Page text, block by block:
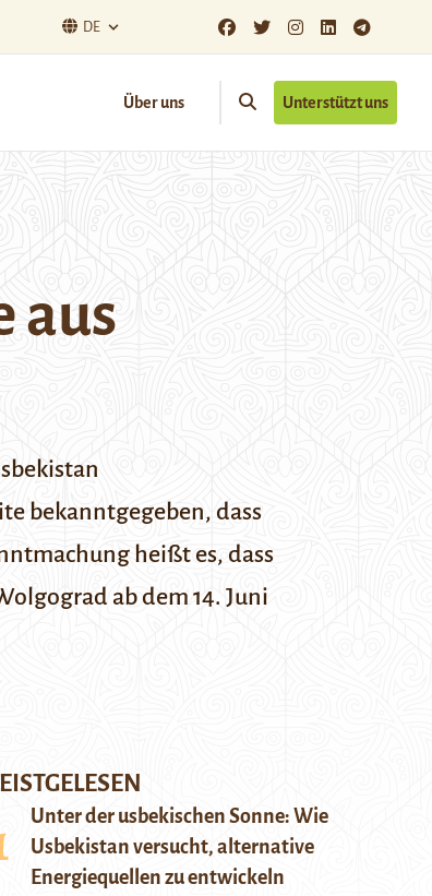
DE
Über uns Unterstützt uns
aus
bekanntgegeben, dass
heißt es, dass
ab dem 14. Juni
Unter der usbekischen Sonne: Wie
Usbekistan versucht, alternative
Energiequellen zu entwickeln